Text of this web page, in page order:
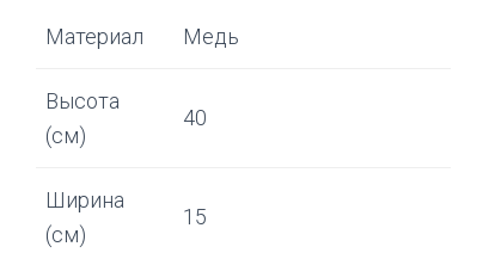
Материал Медь
Высота
(см)
40
Ширина
(см)
15